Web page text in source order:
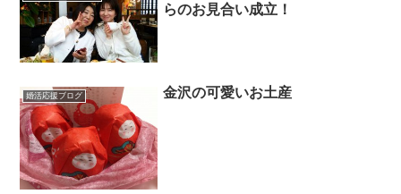
らのお見合い成立！
婚活応援ブログ 金沢の可愛いお土産